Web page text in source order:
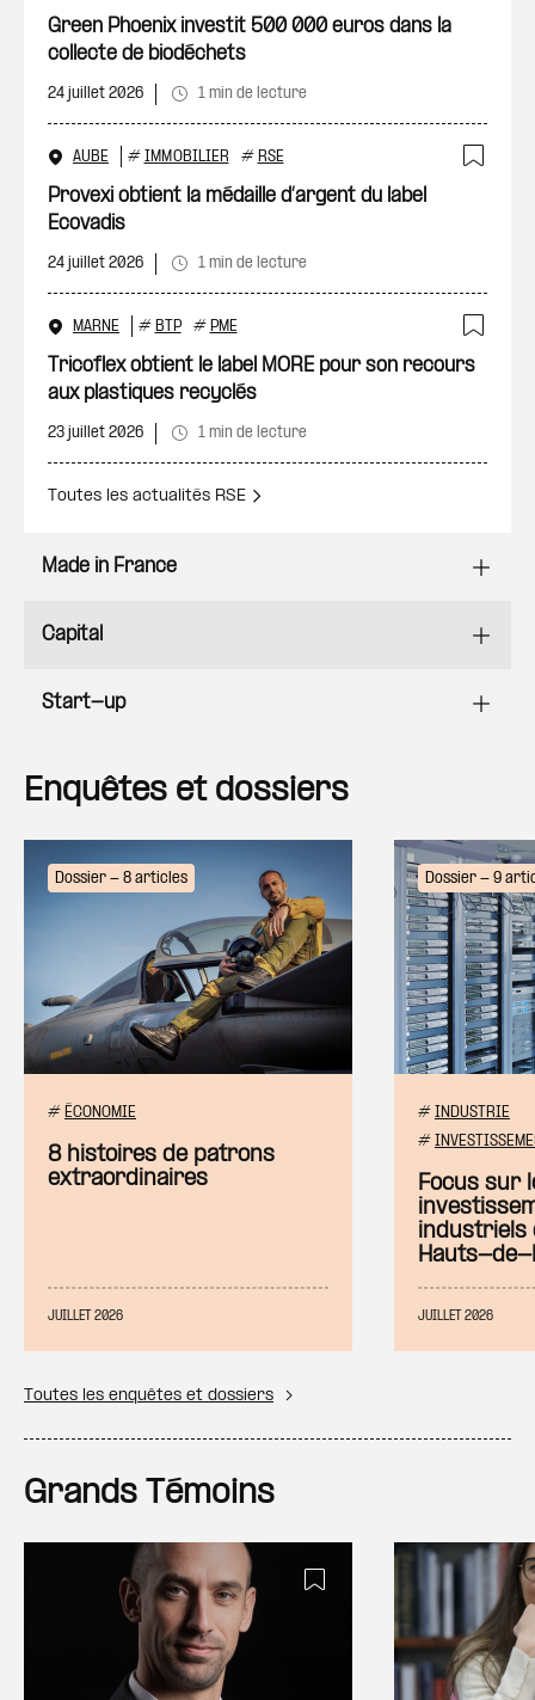
Green Phoenix investit 500 000 euros dans la
collecte de biodéchets
24 juillet 2026 1 min de lecture
AUBE # IMMOBILIER # RSE
Provexi obtient la médaille d’argent du label
Ecovadis
24 juillet 2026 1 min de lecture
MARNE # BTP # PME
Tricoflex obtient le label MORE pour son recours
aux plastiques recyclés
23 juillet 2026 1 min de lecture
Toutes les actualités RSE
Made in France
Capital
Start-up
Enquêtes et dossiers
Dossier - 8 articles
# ÉCONOMIE
8 histoires de patrons
extraordinaires
JUILLET 2026
Dossier - 9
# INDUSTRIE
#
Focus sur
industriels
Hauts-de-
JUILLET 2026
Toutes les enquêtes et dossiers
Grands Témoins
Ajouter à ma